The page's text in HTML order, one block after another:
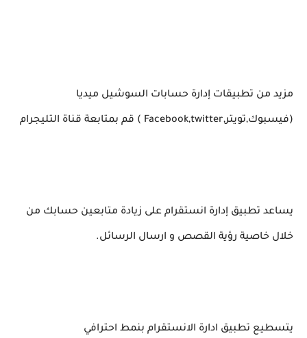
مزيد من تطبيقات إدارة حسابات السوشيل ميديا
(فيسبوك,تويتر,Facebook,twitter ) قم بمتابعة قناة التليجرام
يساعد تطبيق إدارة انستقرام على زيادة متابعين حسابك من
خلال خاصية رؤية القصص و ارسال الرسائل.
يتسطيع تطبيق ادارة الانستقرام بنمط احترافي